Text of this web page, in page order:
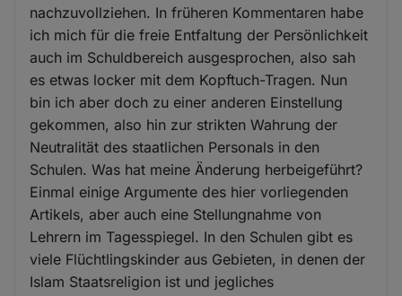
nachzuvollziehen. In früheren Kommentaren habe
ich mich für die freie Entfaltung der Persönlichkeit
auch im Schuldbereich ausgesprochen, also sah
es etwas locker mit dem Kopftuch-Tragen. Nun
bin ich aber doch zu einer anderen Einstellung
gekommen, also hin zur strikten Wahrung der
Neutralität des staatlichen Personals in den
Schulen. Was hat meine Änderung herbeigeführt?
Einmal einige Argumente des hier vorliegenden
Artikels, aber auch eine Stellungnahme von
Lehrern im Tagesspiegel. In den Schulen gibt es
viele Flüchtlingskinder aus Gebieten, in denen der
Islam Staatsreligion ist und jegliches